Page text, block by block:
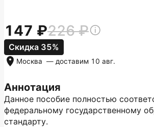
Аннотация
Данное пособие полностью
федеральному государственному
стандарту.
147 226
Скидка 35%
Москва — доставим 10 авг.